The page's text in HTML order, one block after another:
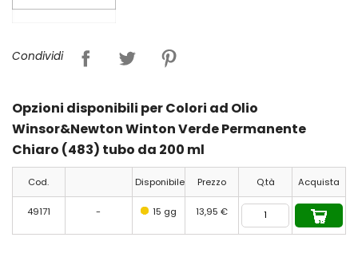
Condividi
Opzioni disponibili per Colori ad Olio
Winsor&Newton Winton Verde Permanente
Chiaro (483) tubo da 200 ml
Cod. Disponibile Prezzo Q.tà Acquista
49171 - 15 gg 13,95 €